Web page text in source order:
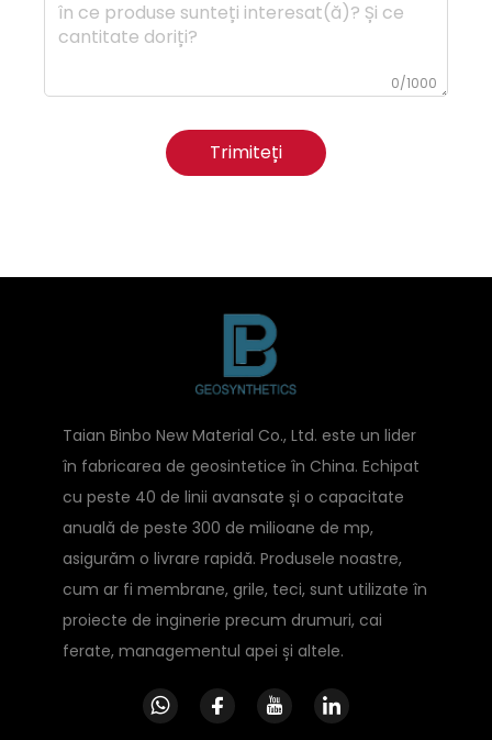
0/1000
Trimiteți
Taian Binbo New Material Co., Ltd. este un lider
în fabricarea de geosintetice în China. Echipat
cu peste 40 de linii avansate și o capacitate
anuală de peste 300 de milioane de mp,
asigurăm o livrare rapidă. Produsele noastre,
cum ar fi membrane, grile, teci, sunt utilizate în
proiecte de inginerie precum drumuri, cai
ferate, managementul apei și altele.